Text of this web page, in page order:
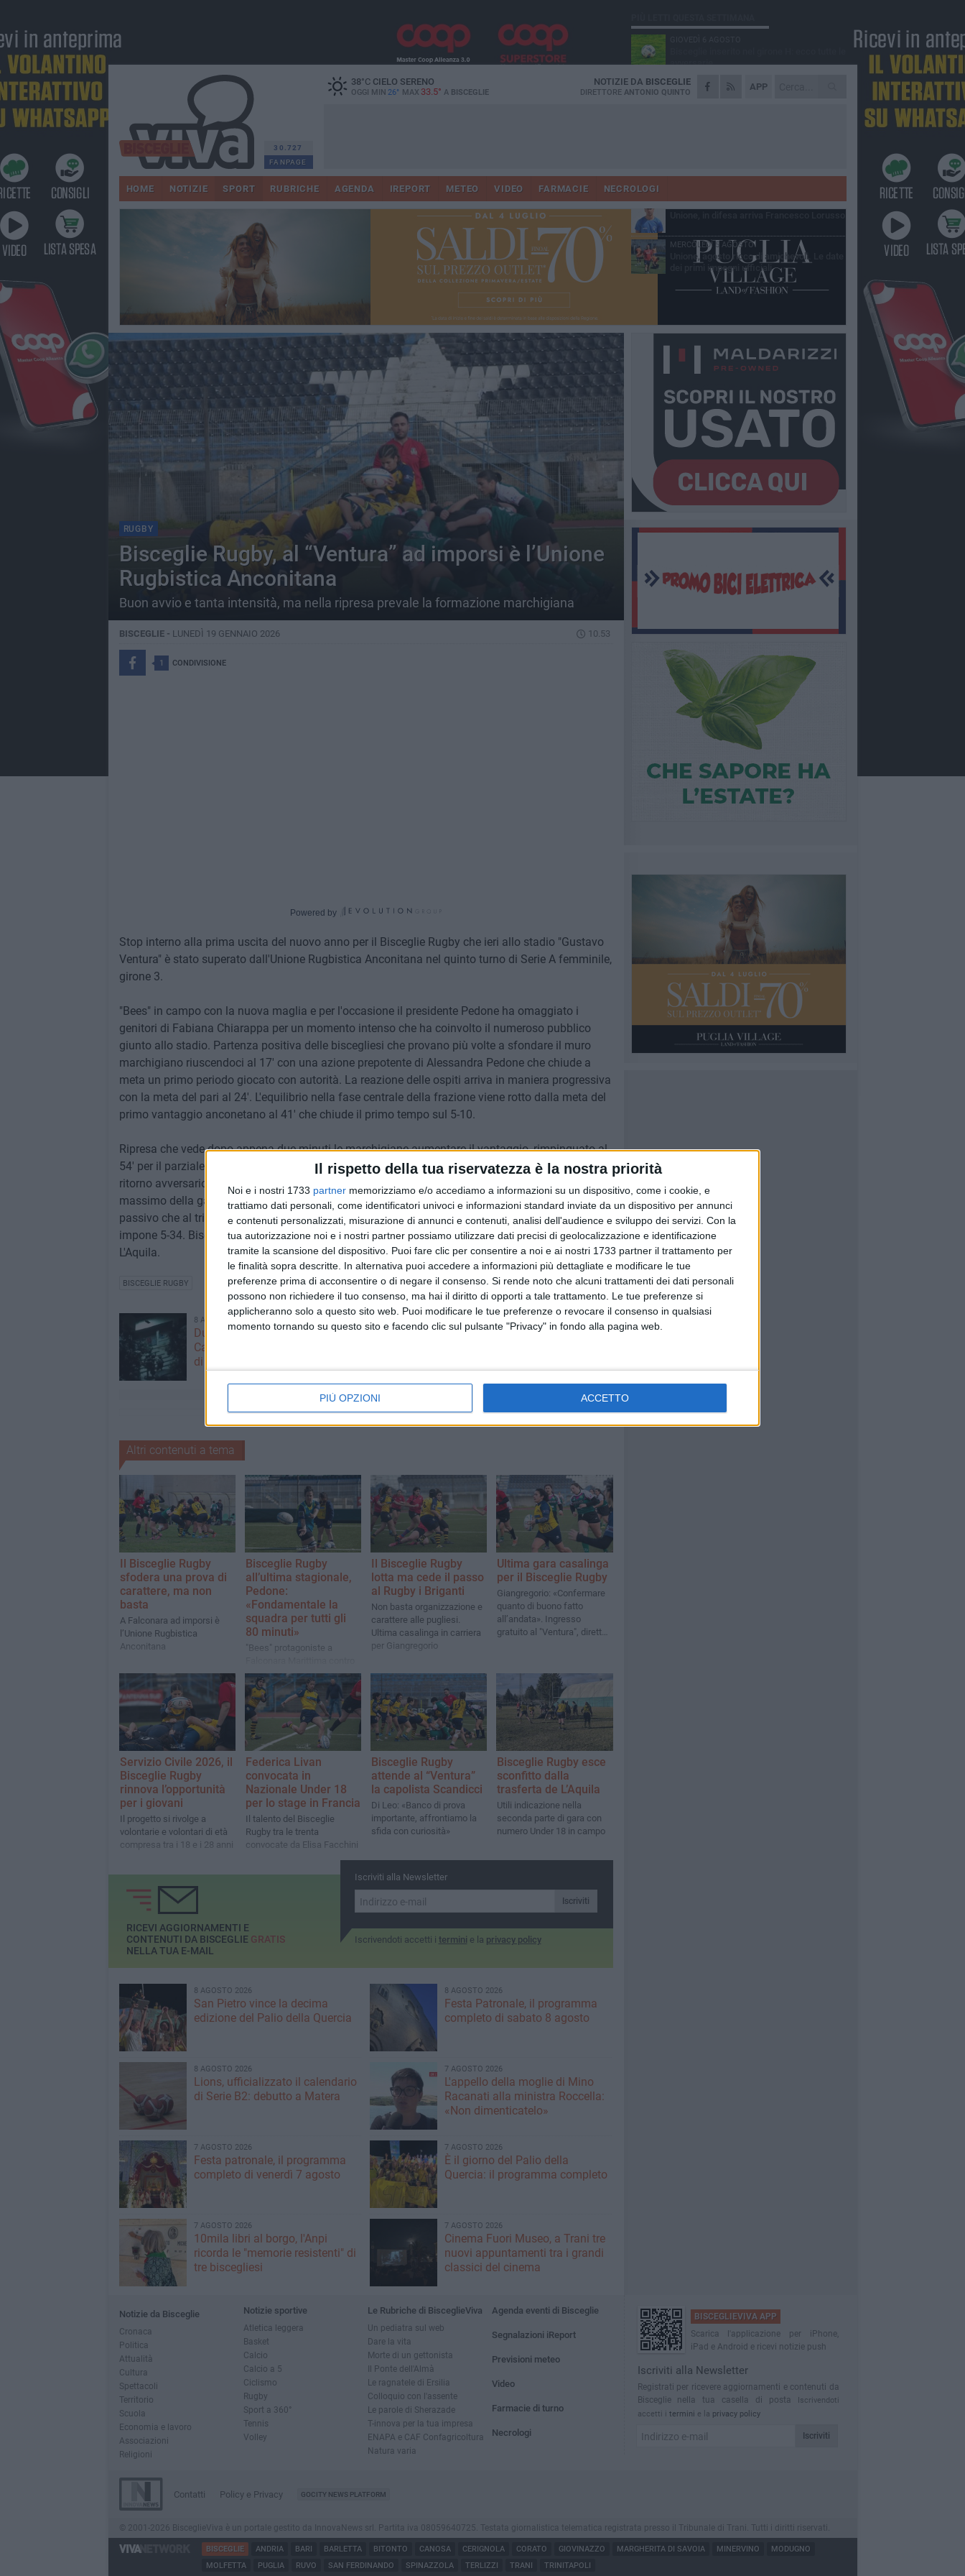
Il rispetto della tua riservatezza è la nostra priorità
Noi e i nostri 1733 partner memorizziamo e/o accediamo a informazioni su un dispositivo, come i cookie, e
trattiamo dati personali, come identificatori univoci e informazioni standard inviate da un dispositivo per annunci
e contenuti personalizzati, misurazione di annunci e contenuti, analisi dell'audience e sviluppo dei servizi. Con la
tua autorizzazione noi e i nostri partner possiamo utilizzare dati precisi di geolocalizzazione e identificazione
tramite la scansione del dispositivo. Puoi fare clic per consentire a noi e ai nostri 1733 partner il trattamento per
le finalità sopra descritte. In alternativa puoi accedere a informazioni più dettagliate e modificare le tue
preferenze prima di acconsentire o di negare il consenso. Si rende noto che alcuni trattamenti dei dati personali
possono non richiedere il tuo consenso, ma hai il diritto di opporti a tale trattamento. Le tue preferenze si
applicheranno solo a questo sito web. Puoi modificare le tue preferenze o revocare il consenso in qualsiasi
momento tornando su questo sito e facendo clic sul pulsante "Privacy" in fondo alla pagina web.
PIÙ OPZIONI ACCETTO
30.727
FANPAGE
38°CCIELO SERENO
OGGI MIN 26° MAX 33.5° A BISCEGLIE
APP
NOTIZIE DA BISCEGLIE
DIRETTORE ANTONIO QUINTO
HOME NOTIZIE SPORT RUBRICHE AGENDA IREPORT METEO VIDEO FARMACIE NECROLOGI
RUGBY
Bisceglie Rugby, al “Ventura” ad imporsi è l’Unione
Rugbistica Anconitana
Buon avvio e tanta intensità, ma nella ripresa prevale la formazione marchigiana
BISCEGLIE - LUNEDÌ 19 GENNAIO 2026 10.53
1 CONDIVISIONE
Powered by
Stop interno alla prima uscita del nuovo anno per il Bisceglie Rugby che ieri allo stadio "Gustavo
Ventura" è stato superato dall'Unione Rugbistica Anconitana nel quinto turno di Serie A femminile,
girone 3.
"Bees" in campo con la nuova maglia e per l'occasione il presidente Pedone ha omaggiato i
genitori di Fabiana Chiarappa per un momento intenso che ha coinvolto il numeroso pubblico
giunto allo stadio. Partenza positiva delle biscegliesi che provano più volte a sfondare il muro
marchigiano riuscendoci al 17' con una azione prepotente di Alessandra Pedone che chiude a
meta un primo periodo giocato con autorità. La reazione delle ospiti arriva in maniera progressiva
con la meta del pari al 24'. L'equilibrio nella fase centrale della frazione viene rotto dalla meta del
primo vantaggio anconetano al 41' che chiude il primo tempo sul 5-10.
Ripresa che vede dopo appena due minuti le marchigiane aumentare il vantaggio, rimpinguato al
54' per il parziale di 5-20. Giangregorio e compagne accennano una reazione, ma subiscono il
ritorno avversario che tra il 62' ed il 66' collezionano mete e piazzati portando il vantaggio
massimo della gara. Biscegliesi che nel finale di frazione cercano di rendere meno amaro un
passivo che al triplice fischio del direttore di gara premia l'Unione Rugbistica Anconitana che si
impone 5-34. Bisceglie Rugby che tornerà in campo il prossimo 1 febbraio in casa del Cus
L'Aquila.
BISCEGLIE RUGBY
8 AGOSTO 2026
Due latitanti del clan mafioso
Capriati arrestati in un casolare
di Bisceglie
Latitanti del clan Capriati
Altri contenuti a tema
Il Bisceglie Rugby
sfodera una prova di
carattere, ma non
basta
A Falconara ad imporsi è
l’Unione Rugbistica
Anconitana
Bisceglie Rugby
all’ultima stagionale,
Pedone:
«Fondamentale la
squadra per tutti gli
80 minuti»
"Bees" protagoniste a
l’Unione Rugbistica
Anconitana
Il Bisceglie Rugby
lotta ma cede il passo
al Rugby i Briganti
Non basta organizzazione e
carattere alle pugliesi.
Ultima casalinga in carriera
per Giangregorio
Ultima gara casalinga
per il Bisceglie Rugby
Giangregorio: «Confermare
quanto di buono fatto
all’andata». Ingresso
gratuito al "Ventura", diretta
Servizio Civile 2026, il
Bisceglie Rugby
rinnova l’opportunità
per i giovani
Il progetto si rivolge a
volontarie e volontari di età
compresa tra i 18 e i 28 anni
Federica Livan
convocata in
Nazionale Under 18
per lo stage in Francia
Il talento del Bisceglie
Rugby tra le trenta
convocate da Elisa Facchini
Bisceglie Rugby
attende al “Ventura”
la capolista Scandicci
Di Leo: «Banco di prova
importante, affrontiamo la
sfida con curiosità»
Bisceglie Rugby esce
sconfitto dalla
trasferta de L’Aquila
Utili indicazione nella
seconda parte di gara con
numero Under 18 in campo
Iscriviti alla Newsletter
Iscriviti
Iscrivendoti accetti i termini e la privacy policy
RICEVI AGGIORNAMENTI E
CONTENUTI DA BISCEGLIE GRATIS
NELLA TUA E-MAIL
8 AGOSTO 2026
San Pietro vince la decima
edizione del Palio della Quercia
8 AGOSTO 2026
Festa Patronale, il programma
completo di sabato 8 agosto
8 AGOSTO 2026
Lions, ufficializzato il calendario
di Serie B2: debutto a Matera
7 AGOSTO 2026
L'appello della moglie di Mino
Racanati alla ministra Roccella:
«Non dimenticatelo»
7 AGOSTO 2026
Festa patronale, il programma
completo di venerdì 7 agosto
7 AGOSTO 2026
È il giorno del Palio della
Quercia: il programma completo
7 AGOSTO 2026
10mila libri al borgo, l'Anpi
ricorda le "memorie resistenti" di
tre biscegliesi
7 AGOSTO 2026
Cinema Fuori Museo, a Trani tre
nuovi appuntamenti tra i grandi
classici del cinema
avversarie
LUNEDÌ 3 AGOSTO
Simone Franceschi, una solida certezza
Unione, innesto per le corsie offensive:
MARTEDÌ 4 AGOSTO
MERCOLEDÌ 5 AGOSTO
Unione, agosto ricco di amichevoli. Le date
dei primi impegni ufficiali
Notizie da Bisceglie
Cronaca
Politica
Attualità
Cultura
Spettacoli
Territorio
Scuola
Economia e lavoro
Associazioni
Religioni
Notizie sportive
Atletica leggera
Basket
Calcio
Calcio a 5
Ciclismo
Rugby
Sport a 360°
Tennis
Volley
Le Rubriche di BisceglieViva
Un pediatra sul web
Dare la vita
Morte di un gettonista
Il Ponte dell'Almà
Le ragnatele di Ersilia
Colloquio con l'assente
Le parole di Sherazade
T-innova per la tua impresa
ENAPA e CAF Confagricoltura
Natura varia
Agenda eventi di Bisceglie
Segnalazioni iReport
Previsioni meteo
Video
Farmacie di turno
Necrologi
BISCEGLIEVIVA APP
Scarica l'applicazione per iPhone,
iPad e Android e ricevi notizie push
Iscriviti alla Newsletter
Registrati per ricevere aggiornamenti e contenuti da
Bisceglie nella tua casella di posta
Iscrivendoti
accetti i termini e la privacy policy
Iscriviti
Contatti Policy e Privacy GOCITY NEWS PLATFORM
© 2001-2026 BisceglieViva è un portale gestito da InnovaNews srl. Partita iva 08059640725. Testata giornalistica telematica registrata presso il Tribunale di Trani. Tutti i diritti riservati.
BISCEGLIE ANDRIA BARI BARLETTA BITONTO CANOSA CERIGNOLA CORATO GIOVINAZZO MARGHERITA DI SAVOIA MINERVINO
MODUGNO
MOLFETTA
PUGLIA RUVO SAN FERDINANDO SPINAZZOLA TERLIZZI TRANI TRINITAPOLI